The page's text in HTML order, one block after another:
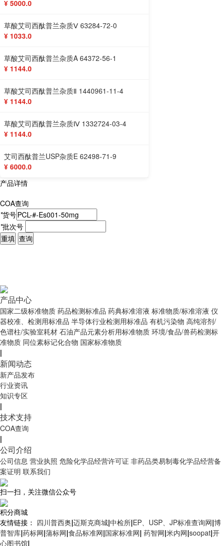
¥ 5000.0
草酸艾司西酞普兰杂质Ⅴ 63284-72-0
¥ 1033.0
草酸艾司西酞普兰杂质A 64372-56-1
¥ 1144.0
草酸艾司西酞普兰杂质Ⅱ 1440961-11-4
¥ 1144.0
草酸艾司西酞普兰杂质Ⅳ 1332724-03-4
¥ 1144.0
艾司西酞普兰USP杂质E 62498-71-9
¥ 6000.0
产品详情
COA查询
*货号
*批次号
重填 查询
产品中心
国家二级标准物质 药品检测标准品 药典标准溶液 标准物质/标准溶液 仪
器校准、检测用标准品 半导体行业检测用标准品 有机污染物 高纯溶剂/
色谱柱/实验室耗材 石油产品元素分析用标准物质 环境/食品/兽药检测标
准物质 同位素标记化合物 国家标准物质
|
新闻动态
新产品发布
行业资讯
知识专区
|
技术支持
COA查询
|
公司介绍
公司信息 营业执照 危险化学品经营许可证 非药品类易制毒化学品经营备
案证明 联系我们
扫一扫，关注微信公众号
积分商城
友情链接： 四川普西奥|迈斯克商城|中检所|EP、USP、JP标准查询网|博
普智库|药标网|蒲标网|食品标准网|国家标准网| 药智网|米内网|soopat|开
心图书馆|